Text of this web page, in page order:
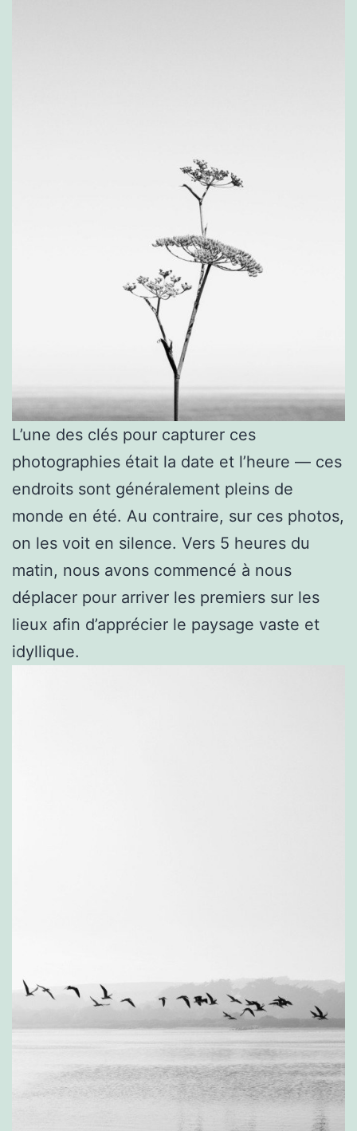
L’une des clés pour capturer ces
photographies était la date et l’heure — ces
endroits sont généralement pleins de
monde en été. Au contraire, sur ces photos,
on les voit en silence. Vers 5 heures du
matin, nous avons commencé à nous
déplacer pour arriver les premiers sur les
lieux afin d’apprécier le paysage vaste et
idyllique.